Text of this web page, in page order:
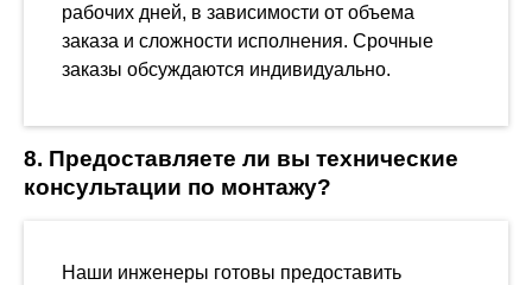
рабочих дней, в зависимости от объема
заказа и сложности исполнения. Срочные
заказы обсуждаются индивидуально.
8. Предоставляете ли вы технические
консультации по монтажу?
Наши инженеры готовы предоставить